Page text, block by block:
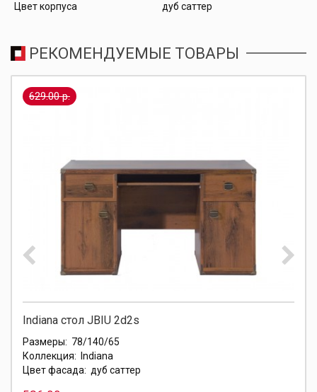
Цвет корпуса
дуб саттер
РЕКОМЕНДУЕМЫЕ ТОВАРЫ
629.00 р.
Indiana стол JBIU 2d2s
Размеры: 78/140/65
Коллекция:
Indiana
Цвет фасада: дуб саттер